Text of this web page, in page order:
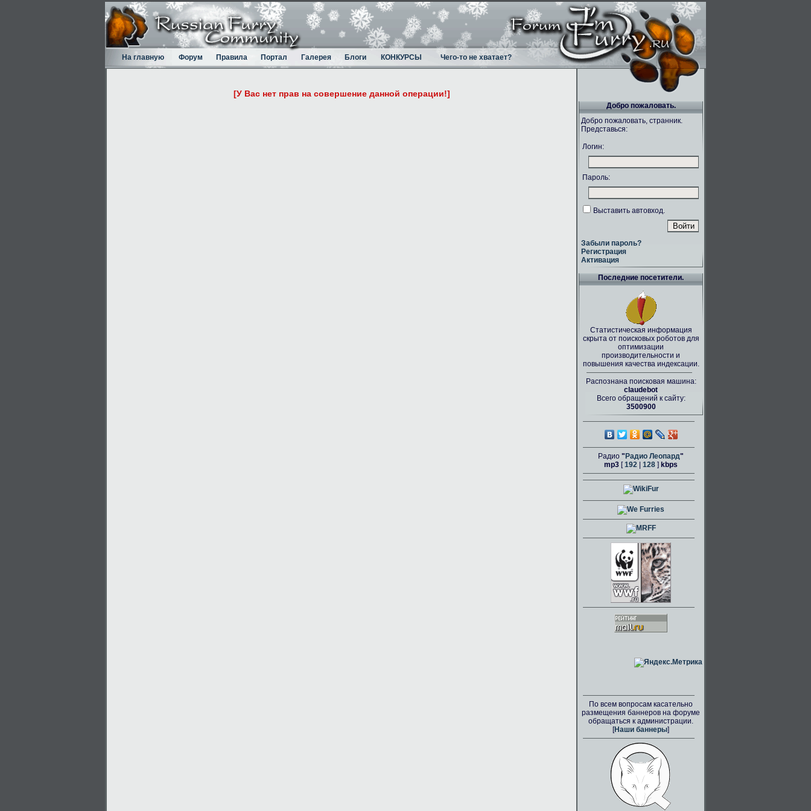
На главную Форум Правила Портал Галерея Блоги КОНКУРСЫ Чего-то не хватает?
[У Вас нет прав на совершение данной операции!]
Добро пожаловать.
Добро пожаловать, странник.
Представься:
Логин:
Пароль:
Выставить автовход.
Забыли пароль?
Регистрация
Активация
Последние посетители.
Статистическая информация
скрыта от поисковых роботов для
оптимизации
производительности и
повышения качества индексации.
Распознана поисковая машина:
claudebot
Всего обращений к сайту:
3500900
Радио " Радио Леопард"
mp3 [192 128 ] kbps
По всем вопросам касательно
размещения баннеров на форуме
обращаться к администрации.
[Наши баннеры]